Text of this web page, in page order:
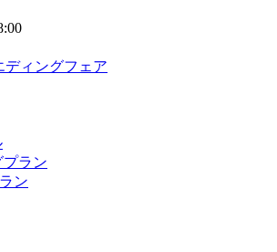
ディングフェア
プラン
ン